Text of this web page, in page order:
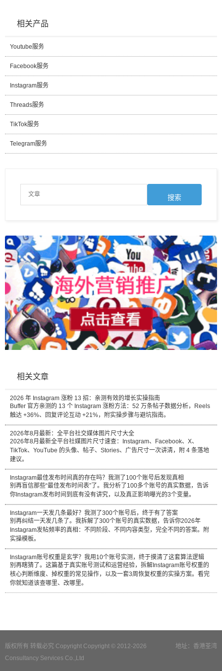
相关产品
Youtube服务
Facebook服务
Instagram服务
Threads服务
TikTok服务
Telegram服务
相关文章
2026 年 Instagram 涨粉 13 招：亲测有效的增长实操指南
Buffer 官方亲测的 13 个 Instagram 涨粉方法：52 万条帖子数据分析，Reels
触达 +36%、回复评论互动 +21%，附实操步骤与避坑指南。
2026年8月最新：全平台社交媒体图片尺寸大全
2026年8月最新全平台社媒图片尺寸速查：Instagram、Facebook、X、
TikTok、YouTube 的头像、帖子、Stories、广告尺寸一次讲清，附 4 条落地
建议。
Instagram最佳发布时间真的存在吗？我测了100个账号后发现真相
别再盲信那些“最佳发布时间表”了。我分析了100多个账号的真实数据，告诉
你Instagram发布时间到底有没有讲究，以及真正影响曝光的3个变量。
Instagram一天发几条最好？我测了300个账号后，终于有了答案
别再纠结一天发几条了。我拆解了300个账号的真实数据，告诉你2026年
Instagram发帖频率的真相：不同阶段、不同内容类型，完全不同的答案。附
实操模板。
Instagram账号权重是玄学？我用10个账号实测，终于摸清了这套算法逻辑
别再瞎猜了。这篇基于真实账号测试和运营经验，拆解Instagram账号权重的
核心判断维度、掉权重的常见操作，以及一套3周恢复权重的实操方案。看完
你就知道该查哪里、改哪里。
地址：香港荃湾
版权所有 转载必究 Copyright Copyright © 2012-2026
Consultancy Services Co.,Ltd